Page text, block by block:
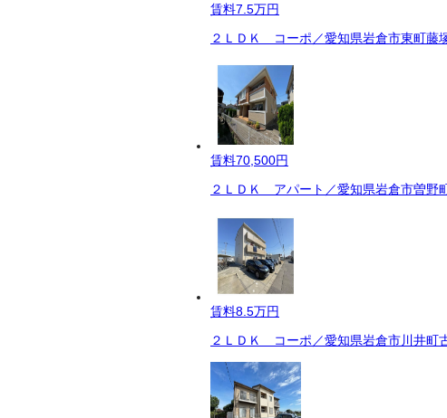
賃料7.5万円
２ＬＤＫ コーポ／愛知県岩倉市東町藤
賃料70,500円
２ＬＤＫ アパート／愛知県岩倉市曽野
賃料8.5万円
２ＬＤＫ コーポ／愛知県岩倉市川井町